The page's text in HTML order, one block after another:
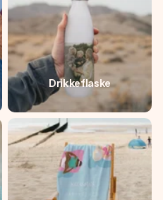
Drikkeflaske